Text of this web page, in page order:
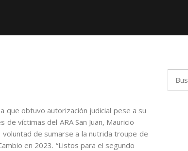
que obtuvo autorización judicial pese a su
víctimas del ARA San Juan, Mauricio
de sumarse a la nutrida troupe de
en 2023. “Listos para el segundo